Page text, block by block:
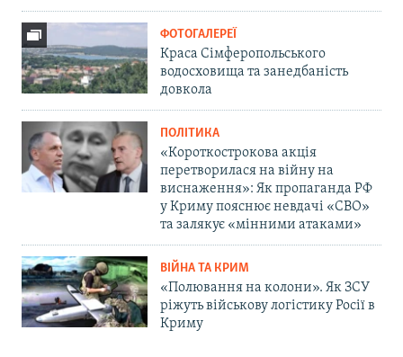
ФОТОГАЛЕРЕЇ
Краса Сімферопольського
водосховища та занедбаність
довкола
ПОЛІТИКА
«Короткострокова акція
перетворилася на війну на
виснаження»: Як пропаганда РФ
у Криму пояснює невдачі «СВО»
та залякує «мінними атаками»
ВІЙНА ТА КРИМ
«Полювання на колони». Як ЗСУ
ріжуть військову логістику Росії в
Криму